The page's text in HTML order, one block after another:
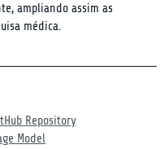
ampliando assim as
médica.
Repository
Model